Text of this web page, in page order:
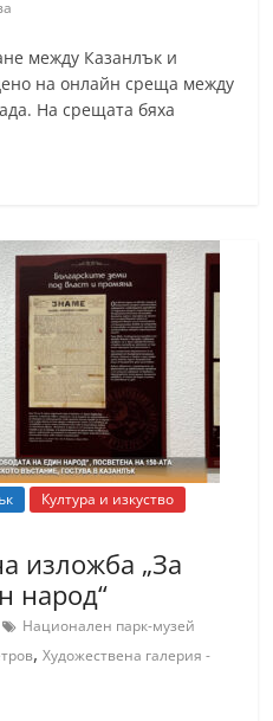
между Казанлък и
на онлайн среща между
На срещата бяха
Култура и изкуство
изложба „За
народ“
Национален парк-музей
,Художествена галерия -